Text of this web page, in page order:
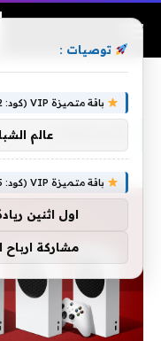
الاستغناء
توصيات :
باقة متميزة VIP (كود: AA86842):
عالم
باقة متميزة VIP (كود: AA38045):
اول اثنين
مشاركة